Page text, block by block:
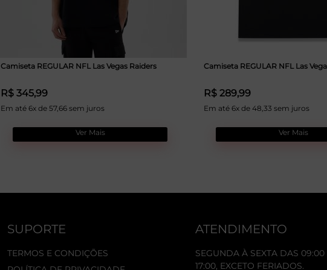
Camiseta REGULAR NFL Las Vegas Raiders
R$ 345,99
Em até 6x de 57,66 sem juros
Ver Mais
Camiseta REGULAR NFL Las
R$ 289,99
Em até 6x de 48,33 sem juros
Ver Mais
SUPORTE
TERMOS E CONDIÇÕES
ATENDIMENTO
SEGUNDA À SEXTA DAS 09:00
17:00, EXCETO FERIADOS.